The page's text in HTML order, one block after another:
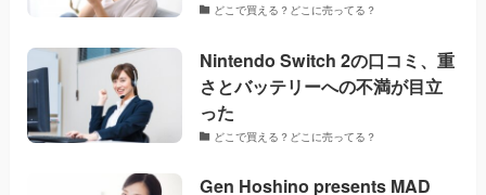
どこで買える？どこに売ってる？
Nintendo Switch 2の口コミ、重
さとバッテリーへの不満が目立
った
どこで買える？どこに売ってる？
Gen Hoshino presents MAD